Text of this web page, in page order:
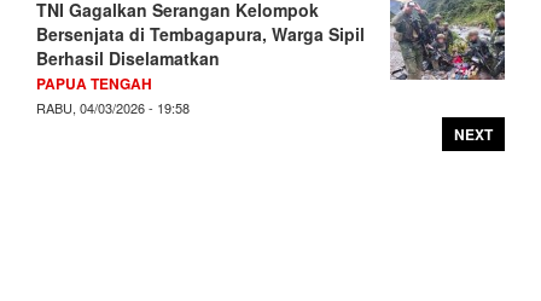
TNI Gagalkan Serangan Kelompok
Bersenjata di Tembagapura, Warga Sipil
Berhasil Diselamatkan
PAPUA TENGAH
RABU, 04/03/2026 - 19:58
NEXT